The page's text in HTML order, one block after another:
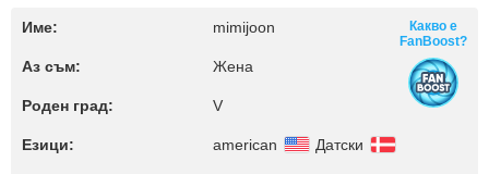
Име: mimijoon
Аз съм: Жена
Роден град: V
Езици: american Датски
Какво е
FanBoost?